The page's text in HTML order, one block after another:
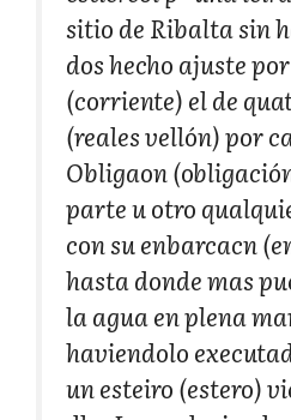
sitio de Ribalta sin
dos hecho ajuste
(corriente) el de
(reales vellón) por
Obligaon
parte u otro
con su enbarcacn
hasta donde mas
la agua en plena
haviendolo
un esteiro (estero)